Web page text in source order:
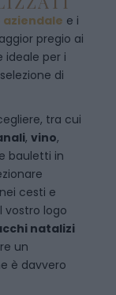
e i
pregio ai
ideale per i
di
tra cui
, vino,
bauletti in
cesti e
vostro logo
natalizi
un
è davvero